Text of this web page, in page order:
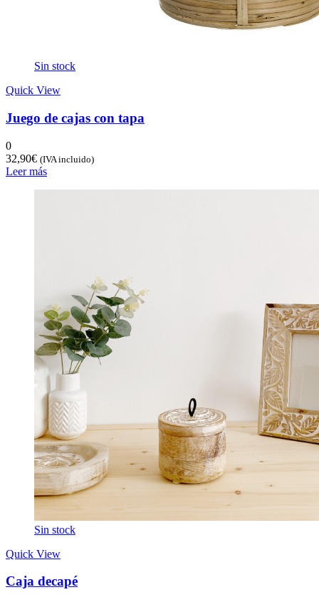
Sin stock
Quick View
Juego de cajas con tapa
0
32,90€ (IVA incluido)
Leer más
Sin stock
Quick View
Caja decapé